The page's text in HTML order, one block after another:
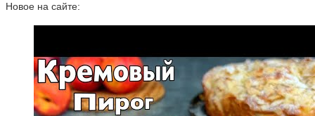
Новое на сайте: